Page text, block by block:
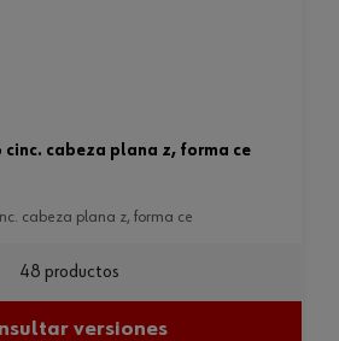
cinc. cabeza plana z, forma ce
cabeza plana z, forma ce
48 productos
versiones